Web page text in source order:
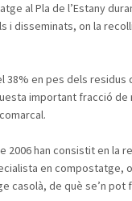
al Pla de l’Estany
i disseminats, on la
en pes dels residus
important fracció
2006 han consistit en la
en compostatge,
de què se’n pot